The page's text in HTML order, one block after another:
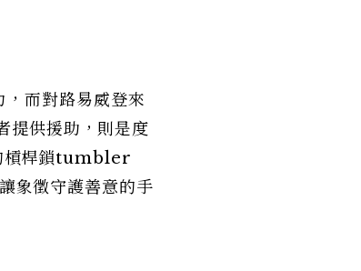
而對路易威登來
供援助，則是度
槓桿鎖tumbler
徵守護善意的手